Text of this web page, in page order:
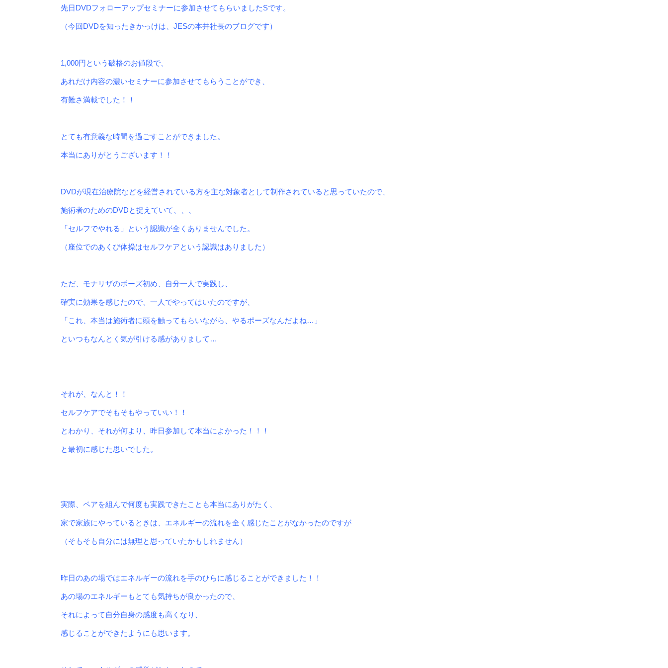
先日DVDフォローアップセミナーに参加させてもらいましたSです。
（今回DVDを知ったきかっけは、 JESの本井社長のブログです）
1,000円という破格のお値段で、
あれだけ内容の濃いセミナーに参加させてもらうことができ、
有難さ満載でした！！
とても有意義な時間を過ごすことができました。
本当にありがとうございます！！
DVDが現在治療院などを経営されている方を主な対象者として制 作されていると思っていたので、
施術者のためのDVDと捉えていて、、、
「セルフでやれる」 という認識が全くありませんでした。
（ 座位でのあくび体操はセルフケアという認識はありました）
ただ、モナリザのポーズ初め、自分一人で実践し、
確実に効果を感じたので、一人でやってはいたのですが、
「これ、 本当は施術者に頭を触ってもらいながら、やるポーズなんだよね… 」
といつもなんとく気が引ける感がありまして…
それが、なんと！！
セルフケアでそもそもやっていい！！
とわかり、それが何より、昨日参加して本当によかった！！！
と最初に感じた思いでした。
実際、ペアを組んで何度も実践できたことも本当にありがたく、
家で家族にやっているときは、 エネルギーの流れを全く感じたことがなかったのですが
（そもそも自分には無理と思っていたかもしれません）
昨日のあの場ではエネルギーの流れを手のひらに感じることができ ました！！
あの場のエネルギーもとても気持ちが良かったので、
それによって自分自身の感度も高くなり、
感じることができたようにも思います。